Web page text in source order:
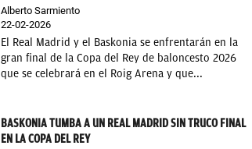
Alberto Sarmiento
22-02-2026
El Real Madrid y el Baskonia se enfrentarán en la
gran final de la Copa del Rey de baloncesto 2026
que se celebrará en el Roig Arena y que...
BASKONIA TUMBA A UN REAL MADRID SIN TRUCO FINAL
EN LA COPA DEL REY